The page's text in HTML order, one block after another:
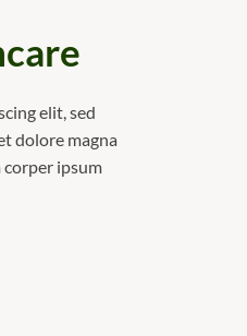
elit, sed
dolore magna
ipsum